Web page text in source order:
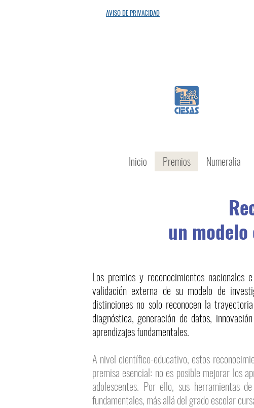
AVISO DE PRIVACIDAD
Inicio Premios Numeralia
un
Los premios y reconocimientos nacionales
validación externa de su modelo de
distinciones no solo reconocen la
diagnóstica, generación de datos,
aprendizajes fundamentales.
A nivel científico-educativo, estos
premisa esencial: no es posible mejorar los
adolescentes. Por ello, sus herramientas
fundamentales, más allá del grado escolar